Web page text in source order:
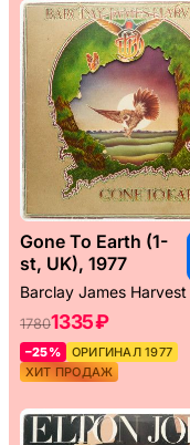
Gone To Earth (1-
st, UK), 1977
Barclay James Harvest
17801335 ₽
–25%
ОРИГИНАЛ 1977
ХИТ ПРОДАЖ